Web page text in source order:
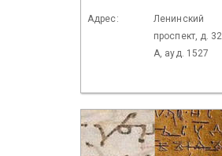
Адрес:
Ленинский
проспект, д. 32
А, ауд. 1527